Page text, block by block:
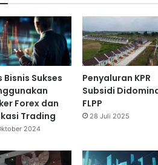
Bisnis Sukses
Forex dan
Trading
2024
Penyaluran KPR
Subsidi
FLPP
28 Juli 2025